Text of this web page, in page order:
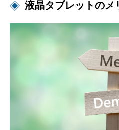
液晶タブレットのメ